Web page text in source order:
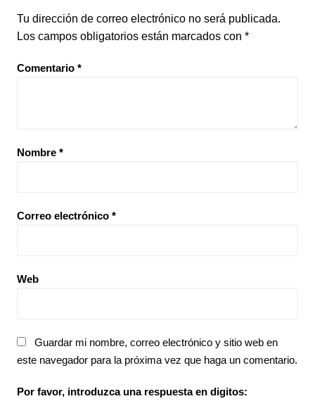
Tu dirección de correo electrónico no será publicada.
Los campos obligatorios están marcados con *
Comentario *
Nombre *
Correo electrónico *
Web
Guardar mi nombre, correo electrónico y sitio web en
este navegador para la próxima vez que haga un comentario.
Por favor, introduzca una respuesta en digitos: